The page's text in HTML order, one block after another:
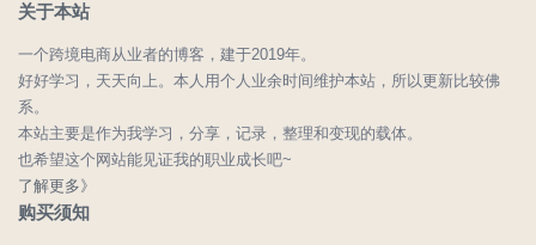
关于本站
一个跨境电商从业者的博客，建于2019年。
好好学习，天天向上。本人用个人业余时间维护本站，所以更新比较佛
系。
本站主要是作为我学习，分享，记录，整理和变现的载体。
也希望这个网站能见证我的职业成长吧~
了解更多》
购买须知